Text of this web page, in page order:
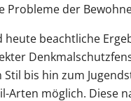
Probleme der
heute beachtliche
Stil bis hin zum
Arten möglich. Diese